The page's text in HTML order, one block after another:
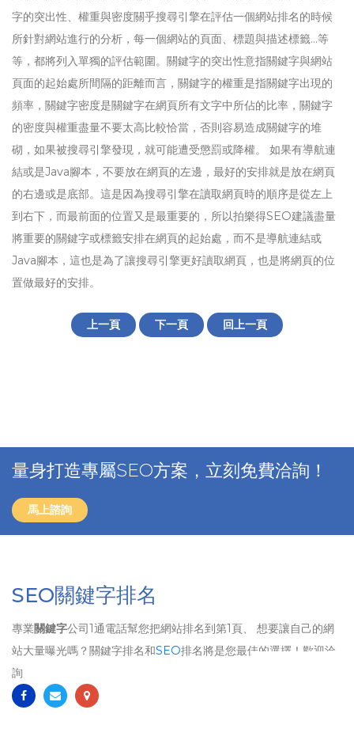
字的突出性、權重與密度關乎搜尋引擎在評估一個網站排名的時候
所針對網站進行的分析，每一個網站的頁面、標題與描述標籤…等
等，都將列入單獨的評估範圍。關鍵字的突出性意指關鍵字與網站
頁面的起始處所間隔的距離而言，關鍵字的權重是指關鍵字出現的
頻率，關鍵字密度是關鍵字在網頁所有文字中所佔的比率，關鍵字
的密度與權重盡量不要太高比較恰當，否則容易造成關鍵字的堆
砌，如果被搜尋引擎發現，就可能遭受懲罰或降權。 如果有導航連
結或是Java腳本，不要放在網頁的左邊，最好的安排就是放在網頁
的右邊或是底部。這是因為搜尋引擎在讀取網頁時的順序是從左上
到右下，而最前面的位置又是最重要的，所以拍樂得SEO建議盡量
將重要的關鍵字或標籤安排在網頁的起始處，而不是導航連結或
Java腳本，這也是為了讓搜尋引擎更好讀取網頁，也是將網頁的位
置做最好的安排。
上一頁 下一頁 回上一頁
量身打造專屬SEO方案，立刻免費洽詢！
馬上諮詢
SEO關鍵字排名
專業關鍵字公司1通電話幫您把網站排名到第1頁、 想要讓自己的網
站大量曝光嗎？關鍵字排名和SEO排名將是您最佳的選擇！歡迎洽
詢